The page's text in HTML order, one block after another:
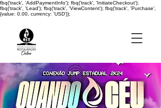
fbq('track', 'AddPaymentInfo'); fbq('track', 'InitiateCheckout');
fbq('track', 'Lead'); fbq('track', 'ViewContent'); fbq('track', 'Purchase',
{value: 0.00, currency: 'USD'});